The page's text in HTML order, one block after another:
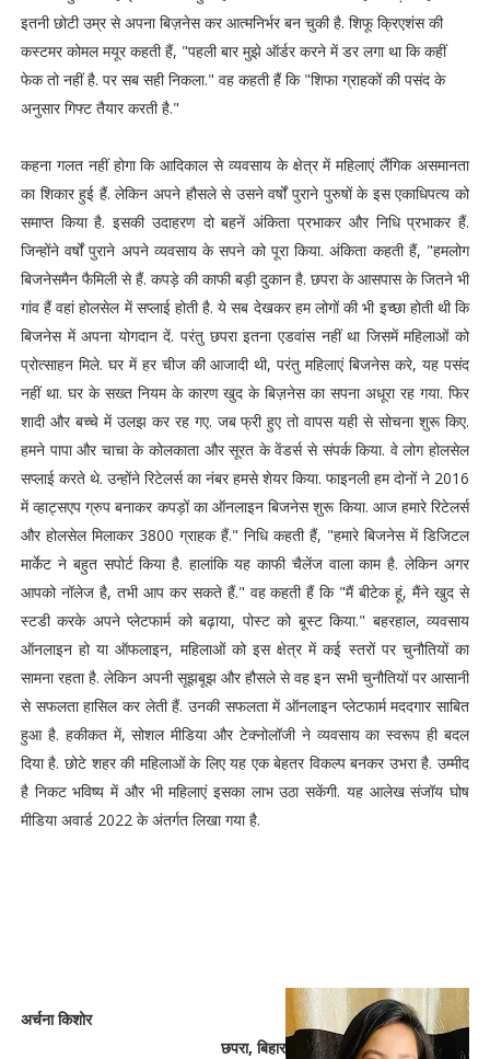
इतनी छोटी उम्र से अपना बिज़नेस कर आत्मनिर्भर बन चुकी है. शिफू क्रिएशंस की
कस्टमर कोमल मयूर कहती हैं, "पहली बार मुझे ऑर्डर करने में डर लगा था कि कहीं
फेक तो नहीं है. पर सब सही निकला." वह कहती हैं कि "शिफा ग्राहकों की पसंद के
अनुसार गिफ्ट तैयार करती है."
कहना गलत नहीं होगा कि आदिकाल से व्यवसाय के क्षेत्र में महिलाएं लैंगिक असमानता
का शिकार हुई हैं. लेकिन अपने हौसले से उसने वर्षों पुराने पुरुषों के इस एकाधिपत्य को
समाप्त किया है. इसकी उदाहरण दो बहनें अंकिता प्रभाकर और निधि प्रभाकर हैं.
जिन्होंने वर्षों पुराने अपने व्यवसाय के सपने को पूरा किया. अंकिता कहती हैं, "हमलोग
बिजनेसमैन फैमिली से हैं. कपड़े की काफी बड़ी दुकान है. छपरा के आसपास के जितने भी
गांव हैं वहां होलसेल में सप्लाई होती है. ये सब देखकर हम लोगों की भी इच्छा होती थी कि
बिजनेस में अपना योगदान दें. परंतु छपरा इतना एडवांस नहीं था जिसमें महिलाओं को
प्रोत्साहन मिले. घर में हर चीज की आजादी थी, परंतु महिलाएं बिजनेस करे, यह पसंद
नहीं था. घर के सख्त नियम के कारण खुद के बिज़नेस का सपना अधूरा रह गया. फिर
शादी और बच्चे में उलझ कर रह गए. जब फ्री हुए तो वापस यही से सोचना शुरू किए.
हमने पापा और चाचा के कोलकाता और सूरत के वेंडर्स से संपर्क किया. वे लोग होलसेल
सप्लाई करते थे. उन्होंने रिटेलर्स का नंबर हमसे शेयर किया. फाइनली हम दोनों ने 2016
में व्हाट्सएप ग्रुप बनाकर कपड़ों का ऑनलाइन बिजनेस शुरू किया. आज हमारे रिटेलर्स
और होलसेल मिलाकर 3800 ग्राहक हैं." निधि कहती हैं, "हमारे बिजनेस में डिजिटल
मार्केट ने बहुत सपोर्ट किया है. हालांकि यह काफी चैलेंज वाला काम है. लेकिन अगर
आपको नॉलेज है, तभी आप कर सकते हैं." वह कहती हैं कि "मैं बीटेक हूं, मैंने खुद से
स्टडी करके अपने प्लेटफार्म को बढ़ाया, पोस्ट को बूस्ट किया." बहरहाल, व्यवसाय
ऑनलाइन हो या ऑफलाइन, महिलाओं को इस क्षेत्र में कई स्तरों पर चुनौतियों का
सामना रहता है. लेकिन अपनी सूझबूझ और हौसले से वह इन सभी चुनौतियों पर आसानी
से सफलता हासिल कर लेती हैं. उनकी सफलता में ऑनलाइन प्लेटफार्म मददगार साबित
हुआ है. हकीकत में, सोशल मीडिया और टेक्नोलॉजी ने व्यवसाय का स्वरूप ही बदल
दिया है. छोटे शहर की महिलाओं के लिए यह एक बेहतर विकल्प बनकर उभरा है. उम्मीद
है निकट भविष्य में और भी महिलाएं इसका लाभ उठा सकेंगी. यह आलेख संजॉय घोष
मीडिया अवार्ड 2022 के अंतर्गत लिखा गया है.
अर्चना किशोर
छपरा, बिहार